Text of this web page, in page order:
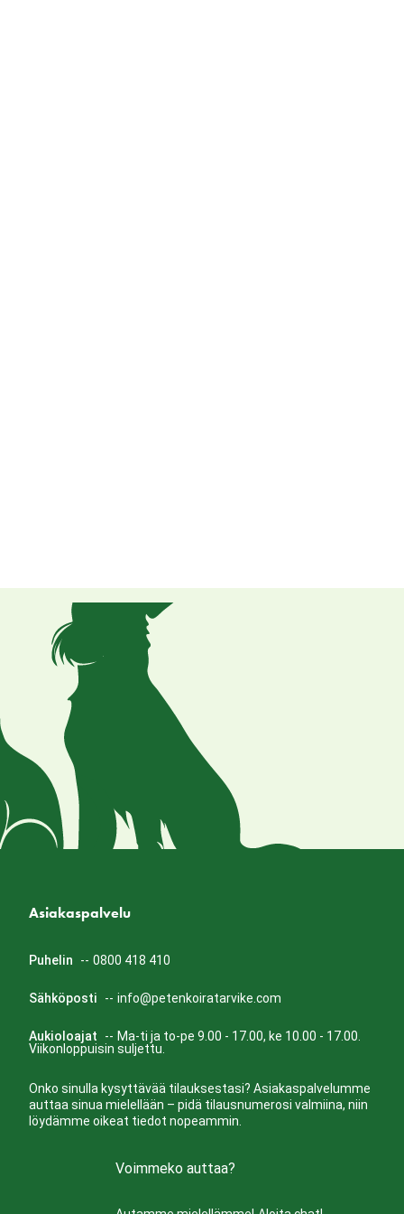
Asiakaspalvelu
Puhelin -- 0800 418 410
Sähköposti -- info@petenkoiratarvike.com
Aukioloajat -- Ma-ti ja to-pe 9.00 - 17.00, ke 10.00 - 17.00.
Viikonloppuisin suljettu.
Onko sinulla kysyttävää tilauksestasi? Asiakaspalvelumme
auttaa sinua mielellään – pidä tilausnumerosi valmiina, niin
löydämme oikeat tiedot nopeammin.
Voimmeko auttaa?